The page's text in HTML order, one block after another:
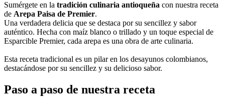
Sumérgete en la tradición culinaria antioqueña con nuestra receta
de Arepa Paisa de Premier.
Una verdadera delicia que se destaca por su sencillez y sabor
auténtico. Hecha con maíz blanco o trillado y un toque especial de
Esparcible Premier, cada arepa es una obra de arte culinaria.
Esta receta tradicional es un pilar en los desayunos colombianos,
destacándose por su sencillez y su delicioso sabor.
Paso a paso de nuestra receta